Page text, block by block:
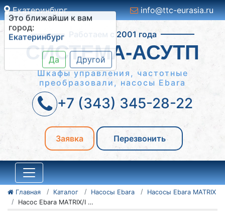
Екатеринбург
Это ближайши к вам
город:
Екатеринбург
Да Другой
info@ttc-eurasia.ru
Работаем с 2001 года
СИСТЕМА-АСУТП
Шкафы управления, частотные
преобразовали, насосы Ebara
+7 (343) 345-28-22
Заявка Перезвонить
Главная Каталог Насосы Ebara
Насосы Ebara MATRIX
Насос Ebara MATRIX/I 5-4T/0,9 IE3